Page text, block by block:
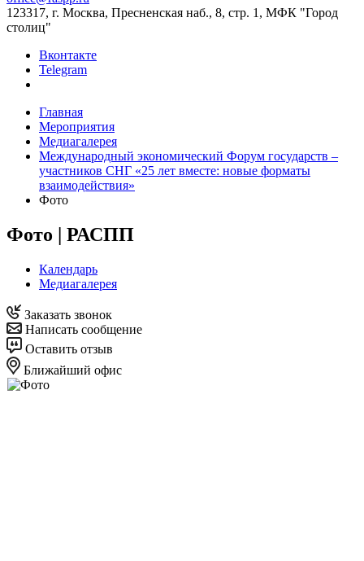
123317, г. Москва, Пресненская наб., 8, стр. 1, МФК "Город
столиц"
Вконтакте
Telegram
Главная
Мероприятия
Медиагалерея
Международный экономический Форум государств –
участников СНГ «25 лет вместе: новые форматы
взаимодействия»
Фото
Фото | РАСПП
Календарь
Медиагалерея
Заказать звонок
Написать сообщение
Оставить отзыв
Ближайший офис